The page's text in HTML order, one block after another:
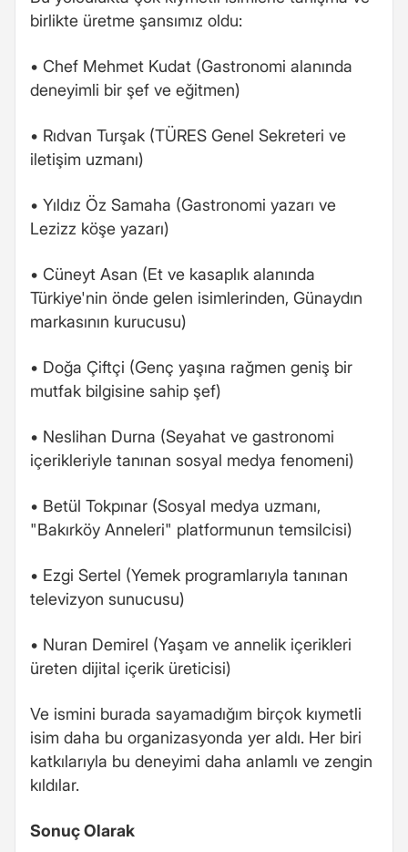
birlikte üretme şansımız oldu:
• Chef Mehmet Kudat (Gastronomi alanında
deneyimli bir şef ve eğitmen)
• Rıdvan Turşak (TÜRES Genel Sekreteri ve
iletişim uzmanı)
• Yıldız Öz Samaha (Gastronomi yazarı ve
Lezizz köşe yazarı)
• Cüneyt Asan (Et ve kasaplık alanında
Türkiye'nin önde gelen isimlerinden, Günaydın
markasının kurucusu)
• Doğa Çiftçi (Genç yaşına rağmen geniş bir
mutfak bilgisine sahip şef)
• Neslihan Durna (Seyahat ve gastronomi
içerikleriyle tanınan sosyal medya fenomeni)
• Betül Tokpınar (Sosyal medya uzmanı,
"Bakırköy Anneleri" platformunun temsilcisi)
• Ezgi Sertel (Yemek programlarıyla tanınan
televizyon sunucusu)
• Nuran Demirel (Yaşam ve annelik içerikleri
üreten dijital içerik üreticisi)
Ve ismini burada sayamadığım birçok kıymetli
isim daha bu organizasyonda yer aldı. Her biri
katkılarıyla bu deneyimi daha anlamlı ve zengin
kıldılar.
Sonuç Olarak